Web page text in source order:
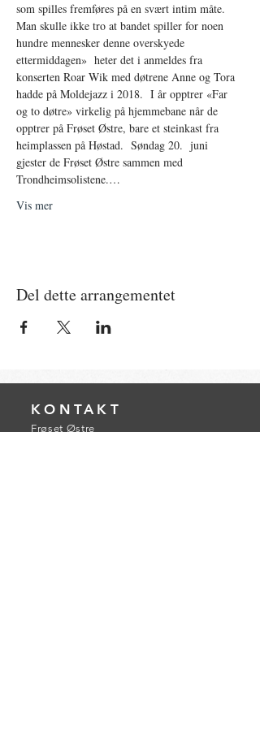
som spilles fremføres på en svært intim måte.
Man skulle ikke tro at bandet spiller for noen
hundre mennesker denne overskyede
ettermiddagen»  heter det i anmeldes fra
konserten Roar Wik med døtrene Anne og Tora
hadde på Moldejazz i 2018.  I år opptrer «Far
og to døtre» virkelig på hjemmebane når de
opptrer på Frøset Østre, bare et steinkast fra
heimplassen på Høstad.  Søndag 20.  juni
gjester de Frøset Østre sammen med
Trondheimsolistene.…
Vis mer
Del dette arrangementet
KONTAKT
Frøset Østre